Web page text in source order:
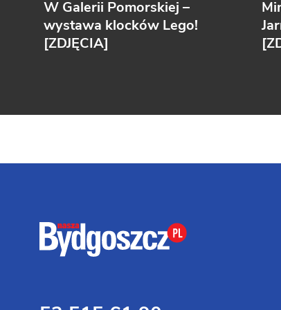
W Galerii Pomorskiej –
wystawa klocków Lego!
[ZDJĘCIA]